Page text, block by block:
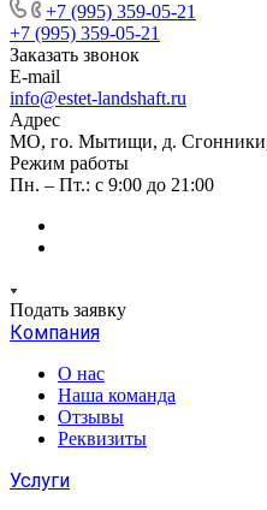
+7 (995) 359-05-21
+7 (995) 359-05-21
Заказать звонок
E-mail
info@estet-landshaft.ru
Адрес
МО, го. Мытищи, д. Сгонники,
Режим работы
Пн. – Пт.: с 9:00 до 21:00
Подать заявку
Компания
О нас
Наша команда
Отзывы
Реквизиты
Услуги